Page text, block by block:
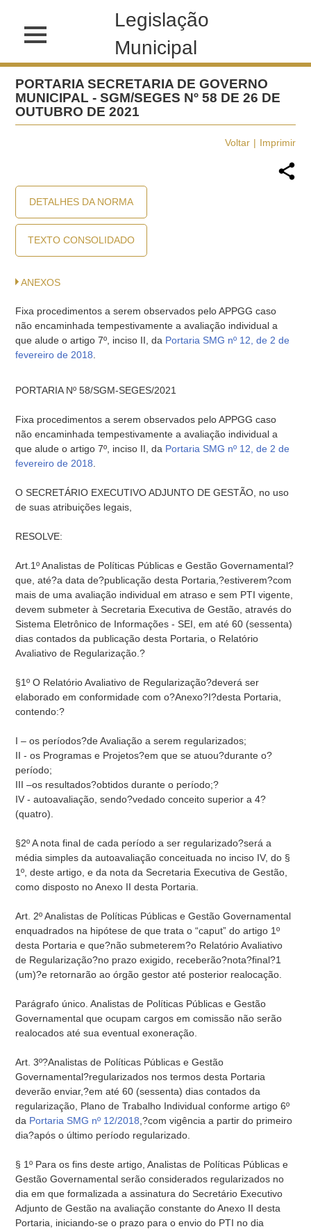
Legislação
Municipal
PORTARIA SECRETARIA DE GOVERNO
MUNICIPAL - SGM/SEGES Nº 58 DE 26 DE
OUTUBRO DE 2021
Voltar Imprimir
DETALHES DA NORMA
TEXTO CONSOLIDADO
ANEXOS
Fixa procedimentos a serem observados pelo APPGG caso
não encaminhada tempestivamente a avaliação individual a
que alude o artigo 7º, inciso II, da Portaria SMG nº 12, de 2 de
fevereiro de 2018
PORTARIA Nº 58/SGM-SEGES/2021
Fixa procedimentos a serem observados pelo APPGG caso
não encaminhada tempestivamente a avaliação individual a
que alude o artigo 7º, inciso II, da Portaria SMG nº 12, de 2 de
fevereiro de 2018
O SECRETÁRIO EXECUTIVO ADJUNTO DE GESTÃO, no uso
de suas atribuições legais,
RESOLVE:
Art.1º Analistas de Políticas Públicas e Gestão Governamental?
que, até?a data de?publicação desta Portaria,?estiverem?com
mais de uma avaliação individual em atraso e sem PTI vigente,
devem submeter à Secretaria Executiva de Gestão, através do
Sistema Eletrônico de Informações - SEI, em até 60 (sessenta)
dias contados da publicação desta Portaria, o Relatório
Avaliativo de Regularização.?
§1º O Relatório Avaliativo de Regularização?deverá ser
elaborado em conformidade com o?Anexo?I?desta Portaria,
contendo:?
I – os períodos?de Avaliação a serem regularizados;
II - os Programas e Projetos?em que se atuou?durante o?
período;
III –os resultados?obtidos durante o período;?
IV - autoavaliação, sendo?vedado conceito superior a 4?
(quatro).
§2º A nota final de cada período a ser regularizado?será a
média simples da autoavaliação conceituada no inciso IV, do §
1º, deste artigo, e da nota da Secretaria Executiva de Gestão,
como disposto no Anexo II desta Portaria.
Art. 2º Analistas de Políticas Públicas e Gestão Governamental
enquadrados na hipótese de que trata o “caput” do artigo 1º
desta Portaria e que?não submeterem?o Relatório Avaliativo
de Regularização?no prazo exigido, receberão?nota?final?1
(um)?e retornarão ao órgão gestor até posterior realocação.
Parágrafo único. Analistas de Políticas Públicas e Gestão
Governamental que ocupam cargos em comissão não serão
realocados até sua eventual exoneração.
Art. 3º?Analistas de Políticas Públicas e Gestão
Governamental?regularizados nos termos desta Portaria
deverão enviar,?em até 60 (sessenta) dias contados da
regularização, Plano de Trabalho Individual conforme artigo 6º
da Portaria SMG nº 12/2018 ,?com vigência a partir do primeiro
dia?após o último período regularizado.
§ 1º Para os fins deste artigo, Analistas de Políticas Públicas e
Gestão Governamental serão considerados regularizados no
dia em que formalizada a assinatura do Secretário Executivo
Adjunto de Gestão na avaliação constante do Anexo II desta
Portaria, iniciando-se o prazo para o envio do PTI no dia